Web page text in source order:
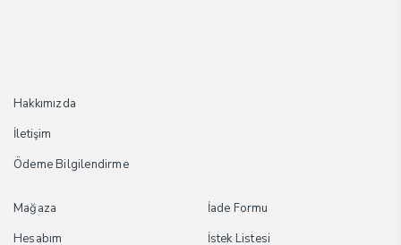
Hakkımızda
İletişim
Ödeme Bilgilendirme
Mağaza
Hesabım
İade Formu
İstek Listesi